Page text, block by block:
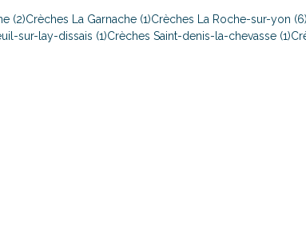
(2)Crèches La Garnache (1)Crèches La Roche-sur-yon (6)
sur-lay-dissais (1)Crèches Saint-denis-la-chevasse (1)